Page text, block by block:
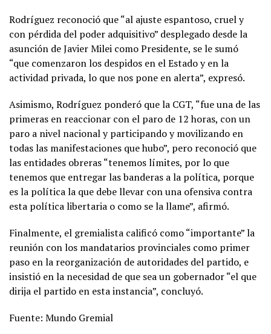
Rodríguez reconoció que “al ajuste espantoso, cruel y
con pérdida del poder adquisitivo” desplegado desde la
asunción de Javier Milei como Presidente, se le sumó
“que comenzaron los despidos en el Estado y en la
actividad privada, lo que nos pone en alerta”, expresó.
Asimismo, Rodríguez ponderó que la CGT, “fue una de las
primeras en reaccionar con el paro de 12 horas, con un
paro a nivel nacional y participando y movilizando en
todas las manifestaciones que hubo”, pero reconoció que
las entidades obreras “tenemos límites, por lo que
tenemos que entregar las banderas a la política, porque
es la política la que debe llevar con una ofensiva contra
esta política libertaria o como se la llame”, afirmó.
Finalmente, el gremialista calificó como “importante” la
reunión con los mandatarios provinciales como primer
paso en la reorganización de autoridades del partido, e
insistió en la necesidad de que sea un gobernador “el que
dirija el partido en esta instancia”, concluyó.
Fuente: Mundo Gremial